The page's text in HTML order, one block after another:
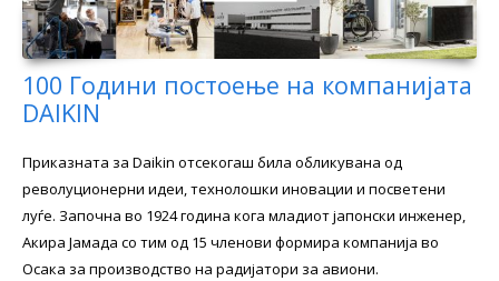
100 Години постоење на компанијата
DAIKIN
Приказната за Daikin отсекогаш била обликувана од
револуционерни идеи, технолошки иновации и посветени
луѓе. Започна во 1924 година кога младиот јапонски инженер,
Акира Јамада со тим од 15 членови формира компанија во
Осака за производство на радијатори за авиони.